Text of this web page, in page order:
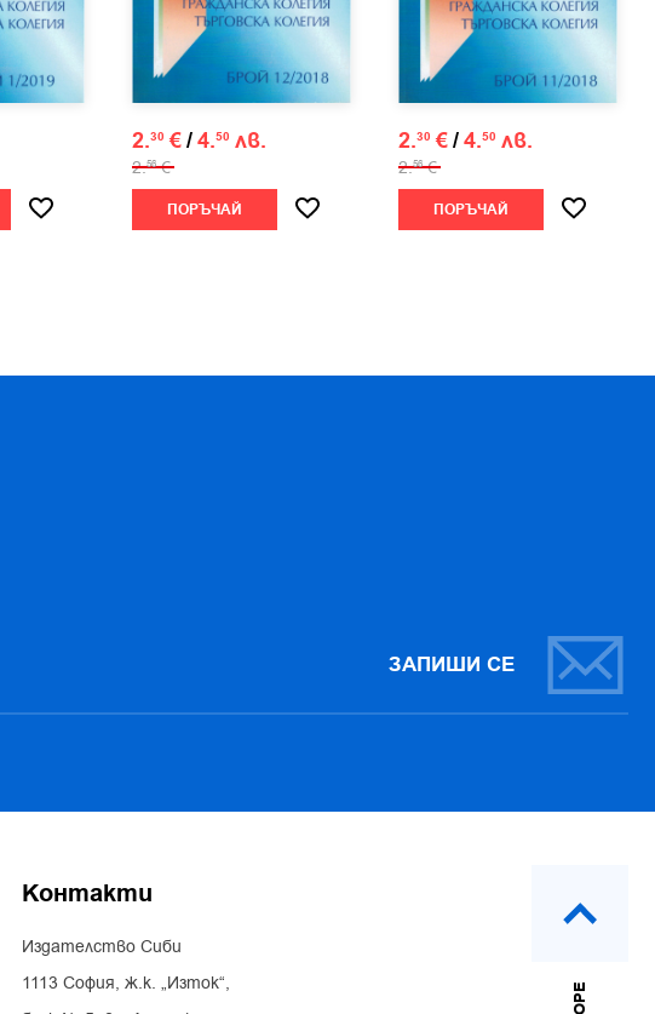
2.30 €/4.50 лв.
2.56 €
ПОРЪЧАЙ
2.30 €/4.50 лв.
2.56 €
ПОРЪЧАЙ
ЗАПИШИ СЕ
Контакти
Издателство Сиби
1113 София, ж.к. „Изток“,